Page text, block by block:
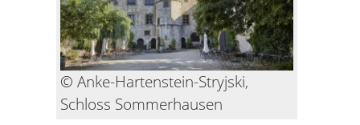
© Anke-Hartenstein-Stryjski,
Schloss Sommerhausen